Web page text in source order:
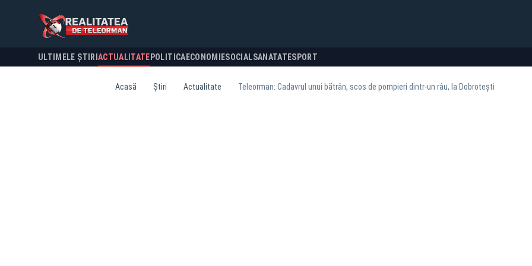
ULTIMELE ȘTIRI ACTUALITATE POLITICA ECONOMIESOCIALSANATATESPORT
Acasă Știri Actualitate Teleorman: Cadavrul unui bătrân, scos de pompieri dintr-un râu, la Dobroteşti